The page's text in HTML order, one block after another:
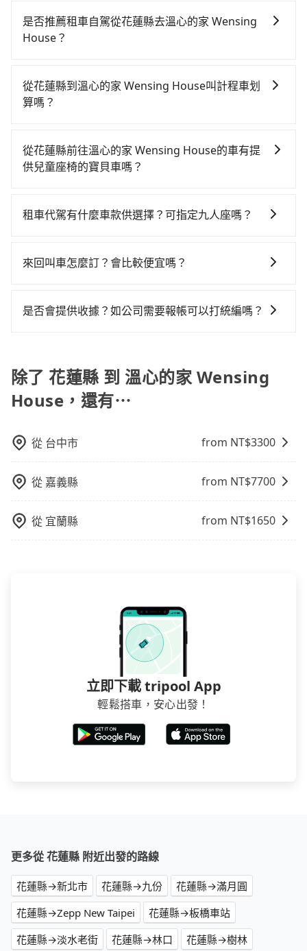
booking@tripool.app，將有專人協助回覆確認是否能
協助安排。」
擇，高鐵較貴、費時，且難叫計程車前往高鐵站！南港-
台北雖然一天最多時有101班車次，從最早06:15到
一輛計程車花費約5,200元、車程約225分鐘。抵達高鐵
站後，步行進站、現場購票並於月台排隊的時間約20分
前排班的計程車，搭上小黃後約花60分鐘、車費1,600元
後，抵達溫心的家 Wensing House (新北市瑞芳區) 的
程車僅有1,000多輛，計程車的密度為雙北的0.5%，換句
費，看乘客是外地人便漫天喊價或恣意繞路。但如果全
僅至少額外負擔1,090元車資，而且更會額外浪費113分
是否推薦租車自駕從花蓮縣去溫心的家 Wensing
House？
在車上休息，那在花蓮縣花蓮市有約20間租車車行，比
方說凱騫通運、花蓮兆豐租車、全能小客車租賃。一般
或Volkswagen T5，一天$4,500起，油錢（每公里約3
元）、eTag（每公里約1元）、路邊停車（每小時約40
元不等的費用。由於絕大多數的租車公司都沒有提供甲
$3,100或九人座$6,100。當然這金額比搭計程車便宜，
家/辦公室/起點還有段路，且須配合車行營業時間做租還
風險可謂不小。
從花蓮縣到溫心的家 Wensing House叫計程車划
算嗎？
灣大車隊，如果在路邊攔不到車，也可考慮打電話至附
近的計程車隊，如統一計程車、米琦計程車、統一無線
宜。但如果你無法提前預約，或偏好臨時叫車，那要注
的200倍之多。關於交通需要特別注意：像溫心的家
叫車平台或電話叫車，這代表你需要事先預約，並且要
Wensing House的跳表小黃可能較為便宜，但當你們人
數超過四位時，叫兩輛計程車的費用就貴了，改預約一
輛tripool的九人座廂型車最高可省$800。
從花蓮縣前往溫心的家 Wensing House的車有提
供兒童座椅的寶貝車嗎？
繫好安全帶，如四歲以下或身高不足的幼童無法正常綁
選租用適合1~4歲的兒童汽車座椅或4歲以上的增高墊，
攜帶汽車座椅，不僅家中小寶貝坐的舒適習慣。
租車代駕有什麼車款供選擇？可指定九人座嗎？
型車為主，車款品牌以豐田Toyota、福特Ford、福斯
車，百分百無菸車，乘客均有最高500萬乘客險。如果有
來回叫車怎麼訂？會比較便宜嗎？
趟車的資訊，所以如果需要來回叫車，請分兩筆訂單預
是否會提供收據？如公司需要報帳可以打統編嗎？
約付款前可以輸入公司的抬頭與統編，可向國稅局報
帳，且免加收5%稅金。在收到後，可自行列印留存或報
帳，完全符合台灣的法律規範。
除了 花蓮縣 到 溫心的家 Wensing
House，還有⋯
從 台中市 from NT$3300
從 嘉義縣 from NT$7700
從 宜蘭縣 from NT$1650
立即下載 tripool App
輕鬆搭車，安心出發！
更多從 花蓮縣 附近出發的路線
花蓮縣→新北市 花蓮縣→九份
花蓮縣→滿月圓
花蓮縣→Zepp New Taipei
花蓮縣→板橋車站
花蓮縣→淡水老街
花蓮縣→林口
花蓮縣→樹林